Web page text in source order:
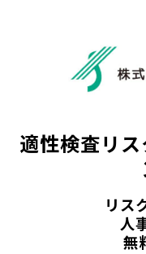
適性検査リ
リス
人
無